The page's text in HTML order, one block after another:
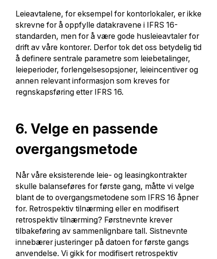
Leieavtalene, for eksempel for kontorlokaler, er ikke
skrevne for å oppfylle datakravene i IFRS 16-
standarden, men for å være gode husleieavtaler for
drift av våre kontorer. Derfor tok det oss betydelig tid
å definere sentrale parametre som leiebetalinger,
leieperioder, forlengelsesopsjoner, leieincentiver og
annen relevant informasjon som kreves for
regnskapsføring etter IFRS 16.
6. Velge en passende
overgangsmetode
Når våre eksisterende leie- og leasingkontrakter
skulle balanseføres for første gang, måtte vi velge
blant de to overgangsmetodene som IFRS 16 åpner
for. Retrospektiv tilnærming eller en modifisert
retrospektiv tilnærming? Førstnevnte krever
tilbakeføring av sammenlignbare tall. Sistnevnte
innebærer justeringer på datoen for første gangs
anvendelse. Vi gikk for modifisert retrospektiv